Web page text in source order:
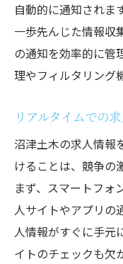
自動的に通知されま
一歩先んじた情報収
の通知を効率的に管
理やフィルタリング
リアルタイムでの
沼津土木の求人情報
けることは、競争の
まず、スマートフォ
人サイトやアプリの
人情報がすぐに手元
イトのチェックも欠